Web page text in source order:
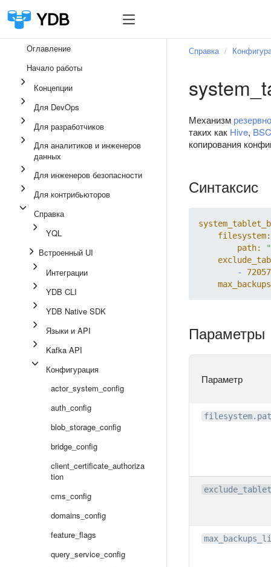
Оглавление
Начало работы
Концепции
Для DevOps
Для разработчиков
Для аналитиков и инженеров
данных
Для инженеров безопасности
Для контрибьюторов
Справка
YQL
Встроенный UI
Интеграции
YDB CLI
YDB Native SDK
Языки и API
Kafka API
Конфигурация
actor_system_config
auth_config
blob_storage_config
bridge_config
client_certificate_authoriza
tion
cms_config
domains_config
feature_flags
query_service_config
Справка
Механизм
таких как Hive,
копирования
Синтаксис
filesystem:
path:
-
Параметры
Параметр